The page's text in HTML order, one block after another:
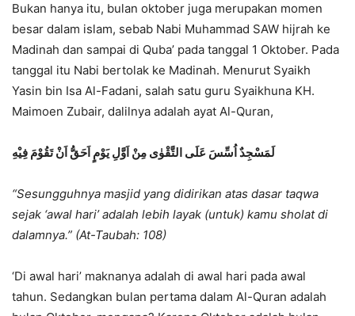
Bukan hanya itu, bulan oktober juga merupakan momen
besar dalam islam, sebab Nabi Muhammad SAW hijrah ke
Madinah dan sampai di Quba’ pada tanggal 1 Oktober. Pada
tanggal itu Nabi bertolak ke Madinah. Menurut Syaikh
Yasin bin Isa Al-Fadani, salah satu guru Syaikhuna KH.
Maimoen Zubair, dalilnya adalah ayat Al-Quran,
لَمَسْجِدٌ اُسِّسَ عَلَى التَّقْوٰى مِنْ اَوَّلِ يَوْمٍ اَحَقُّ اَنْ تَقُوْمَ فِيْهِ
“Sesungguhnya masjid yang didirikan atas dasar taqwa
sejak ‘awal hari’ adalah lebih layak (untuk) kamu sholat di
dalamnya.” (At-Taubah: 108)
‘Di awal hari’ maknanya adalah di awal hari pada awal
tahun. Sedangkan bulan pertama dalam Al-Quran adalah